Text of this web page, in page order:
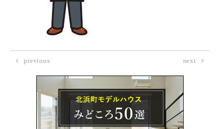
previous next